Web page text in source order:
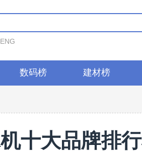
数码榜 建材榜
十大品牌排